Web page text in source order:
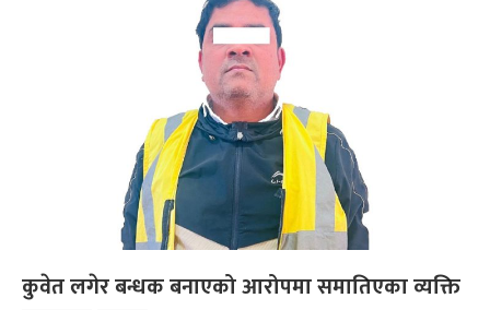
कुवेत लगेर बन्धक बनाएको आरोपमा समातिएका व्यक्ति